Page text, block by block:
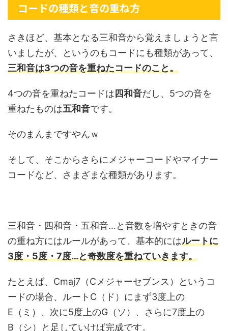
コードの種類と音の重ね方
さきほど、基本となる三和音から覚えましょうと言
いましたが、というのもコードにも種類があって、
三和音は3つの音を重ねたコードのこと。
4つの音を重ねたコードは 四和音だし、5つの音を
重ねたものは五和音です。
そのまんまですやんｗ
そして、そこからさらにメジャーコードやマイナー
コードなど、さまざまな種類があります。
三和音・四和音・五和音…と音数を増やすときの音
の重ね方にはルールがあって、基本的にはルートに
3度・5度・7度…と奇数度を重ねていきます。
たとえば、Cmaj7（Cメジャーセブンス）というコ
ードの場合、ルートC（ド）にまず3度上の
E（ミ）、次に5度上のG（ソ）、さらに7度上の
B（シ）と足していけば完成です。